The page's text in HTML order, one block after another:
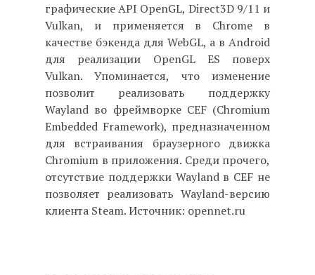
графические API OpenGL, Direct3D 9/11 и
Vulkan, и применяется в Chrome в
качестве бэкенда для WebGL, а в Android
для реализации OpenGL ES поверх
Vulkan. Упоминается, что изменение
позволит реализовать поддержку
Wayland во фреймворке CEF (Chromium
Embedded Framework), предназначенном
для встраивания браузерного движка
Chromium в приложения. Среди прочего,
отсутствие поддержки Wayland в CEF не
позволяет реализовать Wayland-версию
клиента Steam. Источник: opennet.ru